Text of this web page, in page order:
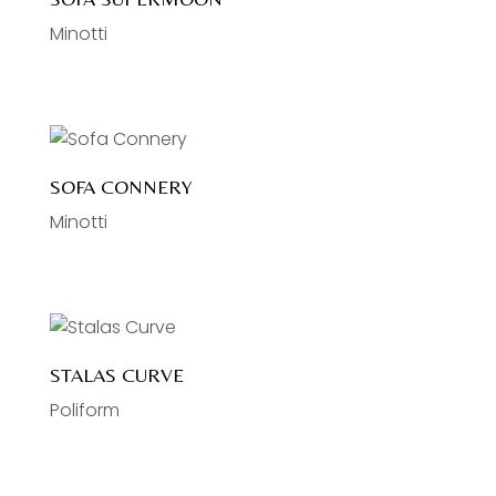
Minotti
SOFA CONNERY
Minotti
STALAS CURVE
Poliform